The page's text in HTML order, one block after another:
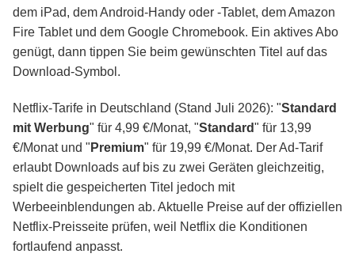
dem iPad, dem Android-Handy oder -Tablet, dem Amazon
Fire Tablet und dem Google Chromebook. Ein aktives Abo
genügt, dann tippen Sie beim gewünschten Titel auf das
Download-Symbol.
Netflix-Tarife in Deutschland (Stand Juli 2026): "Standard
mit Werbung" für 4,99 €/Monat, "Standard" für 13,99
€/Monat und " Premium" für 19,99 €/Monat. Der Ad-Tarif
erlaubt Downloads auf bis zu zwei Geräten gleichzeitig,
spielt die gespeicherten Titel jedoch mit
Werbeeinblendungen ab. Aktuelle Preise auf der offiziellen
Netflix-Preisseite prüfen, weil Netflix die Konditionen
fortlaufend anpasst.